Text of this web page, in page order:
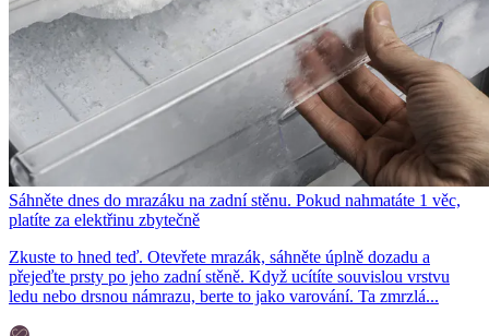
Sáhněte dnes do mrazáku na zadní stěnu. Pokud nahmatáte 1 věc,
platíte za elektřinu zbytečně
Zkuste to hned teď. Otevřete mrazák, sáhněte úplně dozadu a
přejeďte prsty po jeho zadní stěně. Když ucítíte souvislou vrstvu
ledu nebo drsnou námrazu, berte to jako varování. Ta zmrzlá...